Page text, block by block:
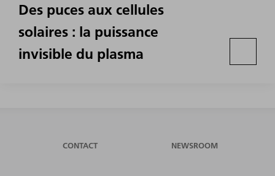
Des puces aux cellules
solaires : la puissance
invisible du plasma
CONTACT NEWSROOM